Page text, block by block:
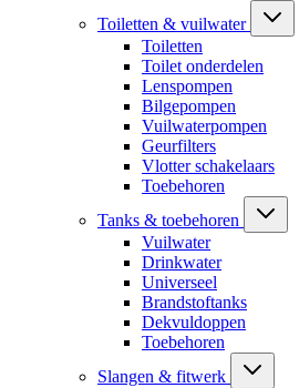
Toiletten & vuilwater
Toiletten
Toilet onderdelen
Lenspompen
Bilgepompen
Vuilwaterpompen
Geurfilters
Vlotter schakelaars
Toebehoren
Tanks & toebehoren
Vuilwater
Drinkwater
Universeel
Brandstoftanks
Dekvuldoppen
Toebehoren
Slangen & fitwerk